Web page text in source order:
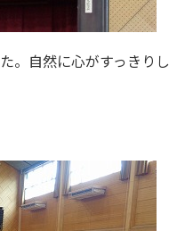
。自然に心がすっきりし